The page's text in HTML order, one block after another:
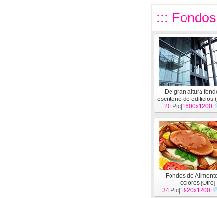
:::
De gran altura
escritorio de edificios
20 Pic| 1600x1200
Fondos de
colores [Otro]
34 Pic| 1920x1200